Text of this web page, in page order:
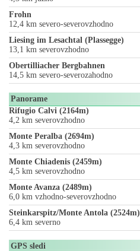
Frohn
12,4 km severo-severovzhodno
Liesing im Lesachtal (Plassegge)
13,1 km severovzhodno
Obertilliacher Bergbahnen
14,5 km severo-severozahodno
Panorame
Rifugio Calvi (2164m)
4,2 km severovzhodno
Monte Peralba (2694m)
4,3 km severovzhodno
Monte Chiadenis (2459m)
4,5 km severovzhodno
Monte Avanza (2489m)
6,0 km vzhodno-severovzhodno
Steinkarspitz/Monte Antola (2524m)
6,4 km severno
GPS sledi